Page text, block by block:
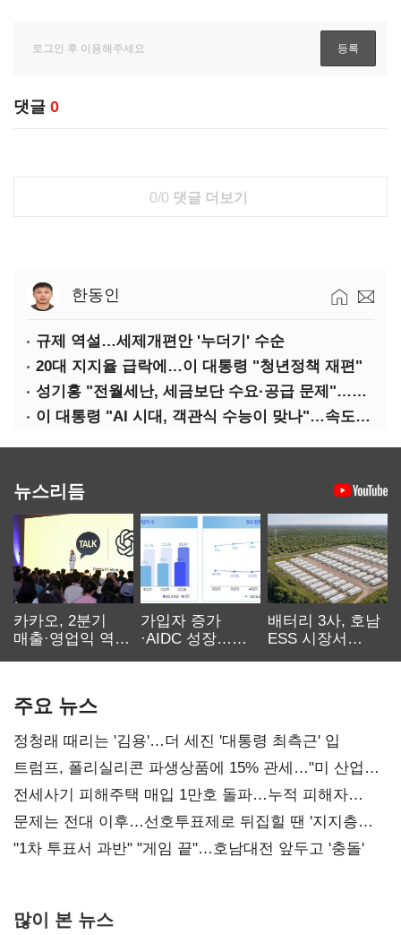
댓글 0
0/0 댓글 더보기
한동인
규제 역설…세제개편안 '누더기' 수순
20대 지지율 급락에…이 대통령 "청년정책 재편"
성기홍 "전월세난, 세금보단 수요·공급 문제"…닥공 시사
이 대통령 "AI 시대, 객관식 수능이 맞나"…속도전 '경계'
뉴스리듬
카카오, 2분기
매출·영업익 역대
가입자 증가
·AIDC 성장…
배터리 3사, 호남
ESS 시장서
주요 뉴스
정청래 때리는 '김용'…더 세진 '대통령 최측근' 입
트럼프, 폴리실리콘 파생상품에 15% 관세…"미 산업
재건"
전세사기 피해주택 매입 1만호 돌파…누적 피해자
4만278명
문제는 전대 이후…선호투표제로 뒤집힐 땐 '지지층
불복'
"1차 투표서 과반" "게임 끝"…호남대전 앞두고 '충돌'
많이 본 뉴스